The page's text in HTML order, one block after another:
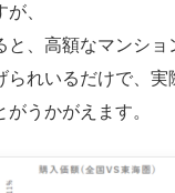
、
、高額なマンショ
られいるだけで、実
うかがえます。